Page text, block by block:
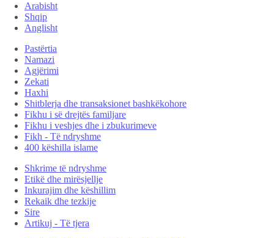
Arabisht
Shqip
Anglisht
Pastërtia
Namazi
Agjërimi
Zekati
Haxhi
Shitblerja dhe transaksionet bashkëkohore
Fikhu i së drejtës familjare
Fikhu i veshjes dhe i zbukurimeve
Fikh - Të ndryshme
400 këshilla islame
Shkrime të ndryshme
Etikë dhe mirësjellje
Inkurajim dhe këshillim
Rekaik dhe tezkije
Sire
Artikuj - Të tjera